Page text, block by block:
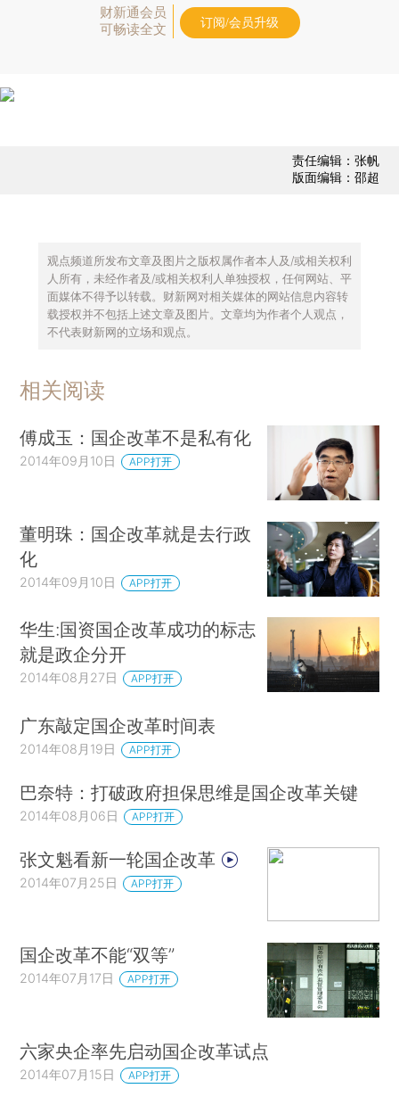
财新通会员
可畅读全文
订阅/会员升级
责任编辑：张帆
版面编辑：邵超
观点频道所发布文章及图片之版权属作者本人及/或相关权利
人所有，未经作者及/或相关权利人单独授权，任何网站、平
面媒体不得予以转载。财新网对相关媒体的网站信息内容转
载授权并不包括上述文章及图片。文章均为作者个人观点，
不代表财新网的立场和观点。
相关阅读
傅成玉：国企改革不是私有化
2014年09月10日 APP打开
董明珠：国企改革就是去行政
化
2014年09月10日 APP打开
华生:国资国企改革成功的标志
就是政企分开
2014年08月27日 APP打开
广东敲定国企改革时间表
2014年08月19日 APP打开
巴奈特：打破政府担保思维是国企改革关键
2014年08月06日 APP打开
张文魁看新一轮国企改革
2014年07月25日 APP打开
国企改革不能“双等”
2014年07月17日 APP打开
六家央企率先启动国企改革试点
2014年07月15日 APP打开